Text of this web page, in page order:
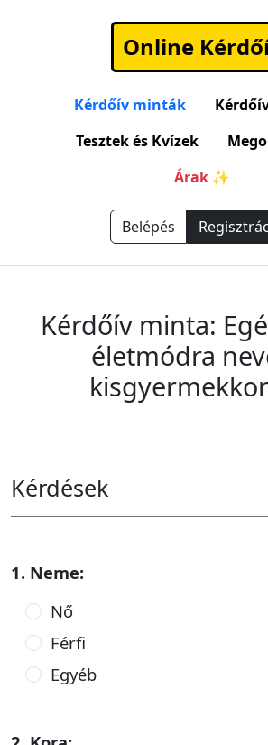
Online
Kérdőív minták
Tesztek és Kvízek
Árak ✨
Belépés
Kérdőív minta:
életmódra
Kérdések
1. Neme:
Nő
Férfi
Egyéb